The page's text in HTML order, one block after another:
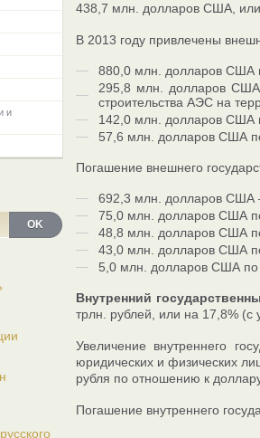
и
OK
438,7 млн. долларов США, или
В 2013 году привлечены
880,0 млн. долларов США
295,8 млн. долларов США
строительства АЭС на
142,0 млн. долларов США
57,6 млн. долларов США
Погашение внешнего
692,3 млн. долларов США
75,0 млн. долларов США
48,8 млн. долларов США по
43,0 млн. долларов США
5,0 млн. долларов США по
Внутренний
трлн. рублей, или на 17,8% (с
Увеличение внутреннего
юридических и физических
рубля по отношению к
Погашение внутреннего